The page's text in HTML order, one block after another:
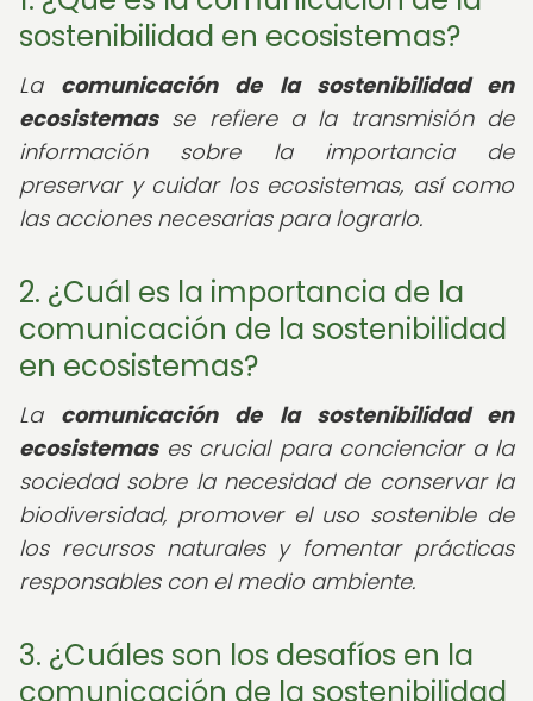
sostenibilidad en ecosistemas?
La comunicación de la sostenibilidad en
ecosistemasse refiere a la transmisión de
información sobre la importancia de
preservar y cuidar los ecosistemas, así como
las acciones necesarias para lograrlo.
2. ¿Cuál es la importancia de la
comunicación de la sostenibilidad
en ecosistemas?
La comunicación de la sostenibilidad en
ecosistemases crucial para concienciar a la
sociedad sobre la necesidad de conservar la
biodiversidad, promover el uso sostenible de
los recursos naturales y fomentar prácticas
responsables con el medio ambiente.
3. ¿Cuáles son los desafíos en la
comunicación de la sostenibilidad